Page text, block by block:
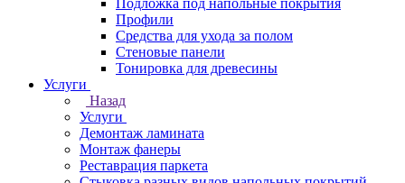
Подложка под напольные покрытия
Профили
Средства для ухода за полом
Стеновые панели
Тонировка для древесины
Услуги
Назад
Услуги
Демонтаж ламината
Монтаж фанеры
Реставрация паркета